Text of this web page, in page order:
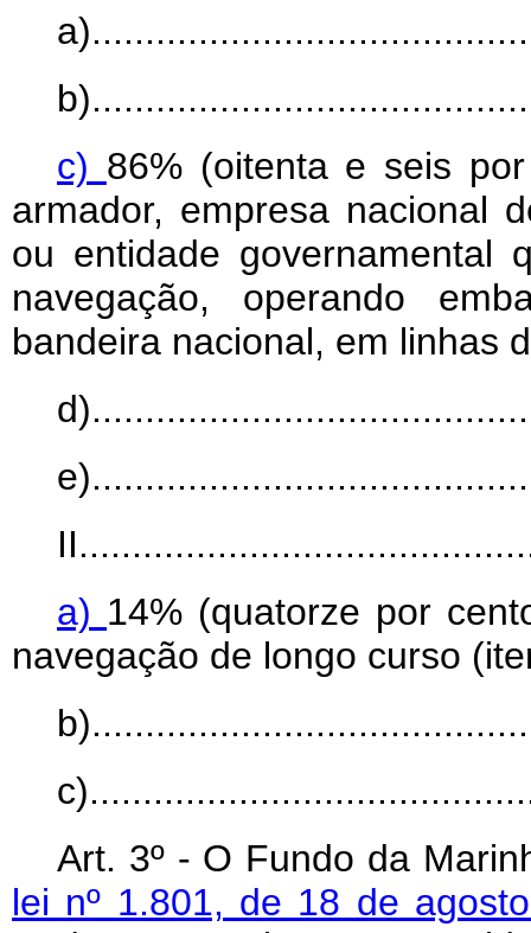
c) 86% (oitenta e seis
armador, empresa nacional
ou entidade governamental
navegação, operando
bandeira nacional, em linhas
a) 14% (quatorze por
navegação de longo curso
Art. 3º - O Fundo da
lei nº 1.801, de 18 de